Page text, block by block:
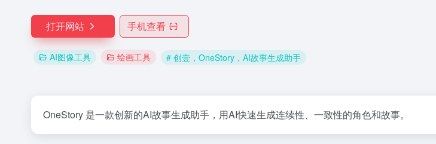
打开网站 手机查看
AI图像工具 绘画工具 # 创壹，OneStory，AI故事生成助手
OneStory 是一款创新的AI故事生成助手，用AI快速生成连续性、一致性的角色和故事。